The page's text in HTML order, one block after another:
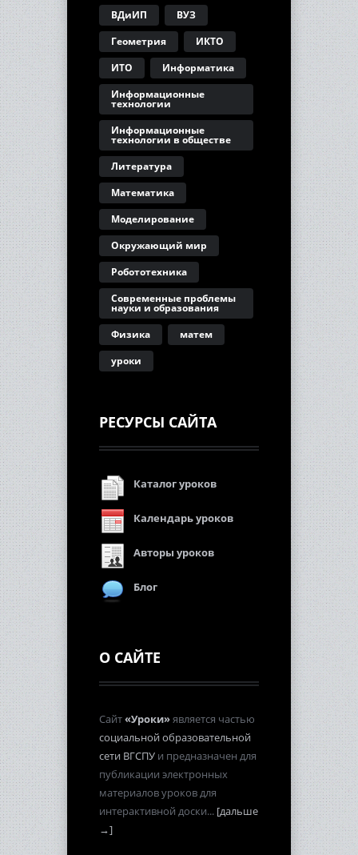
ВДиИП
ВУЗ
Геометрия
ИКТО
ИТО
Информатика
Информационные
технологии
Информационные
технологии в обществе
Литература
Математика
Моделирование
Окружающий мир
Робототехника
Современные проблемы
науки и образования
Физика
матем
уроки
РЕСУРСЫ САЙТА
Каталог уроков
Календарь уроков
Авторы уроков
Блог
О САЙТЕ
Сайт«Уроки»является частью
социальной образовательной
сети ВГСПУ и предназначен для
публикации электронных
материалов уроков для
интерактивной доски... [дальше
→]